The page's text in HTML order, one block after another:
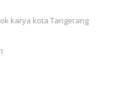
karya kota Tangerang